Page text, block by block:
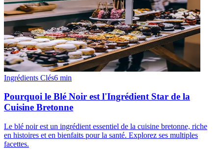
Ingrédients Clés6 min
Pourquoi le Blé Noir est l'Ingrédient Star de la
Cuisine Bretonne
Le blé noir est un ingrédient essentiel de la cuisine bretonne, riche
en histoires et en bienfaits pour la santé. Explorez ses multiples
facettes.